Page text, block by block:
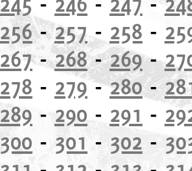
256-257- 258 -
267-268-269-
278 - 279-280-
289 - 290 - 291 -
300 - 301 - 302 -